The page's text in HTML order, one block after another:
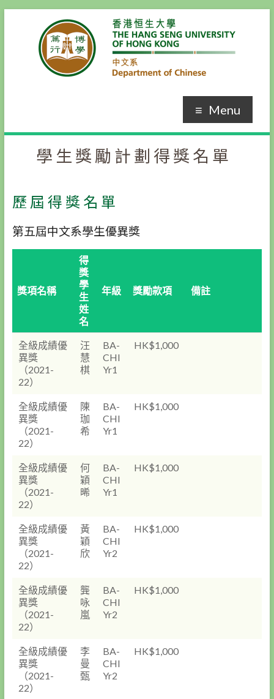
Menu
學生獎勵計劃得獎名單
歷屆得獎名單
第五屆中文系學生優異獎
獎項名稱
得
獎
學
生
姓
名
年級 獎勵款項 備註
全級成績優
異獎
（2021-
22）
汪
慧
棋
BA-
CHI
Yr1
HK$1,000
全級成績優
異獎
（2021-
22）
陳
珈
希
BA-
CHI
Yr1
HK$1,000
全級成績優
異獎
（2021-
22）
何
穎
晞
BA-
CHI
Yr1
HK$1,000
全級成績優
異獎
（2021-
22）
黃
穎
欣
BA-
CHI
Yr2
HK$1,000
全級成績優
異獎
（2021-
22）
龔
咏
嵐
BA-
CHI
Yr2
HK$1,000
全級成績優
異獎
（2021-
22）
李
曼
甄
BA-
CHI
Yr2
HK$1,000